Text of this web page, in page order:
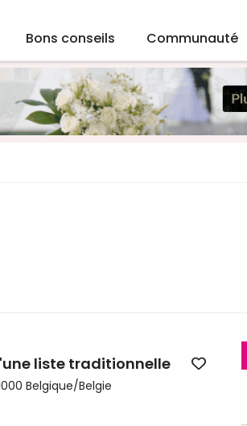
Bons conseils Communauté
liste traditionnelle
Belgique/Belgie